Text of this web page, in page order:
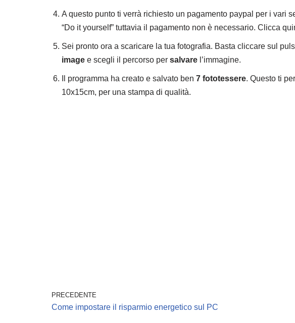
A questo punto ti verrà richiesto un pagamento paypal per i vari
“Do it yourself” tuttavia il pagamento non è necessario. Clicca
Sei pronto ora a scaricare la tua fotografia. Basta cliccare sul
image e scegli il percorso per salvare l’immagine.
Il programma ha creato e salvato ben 7 fototessere. Questo ti
10x15cm, per una stampa di qualità.
PRECEDENTE
Come impostare il risparmio energetico sul PC